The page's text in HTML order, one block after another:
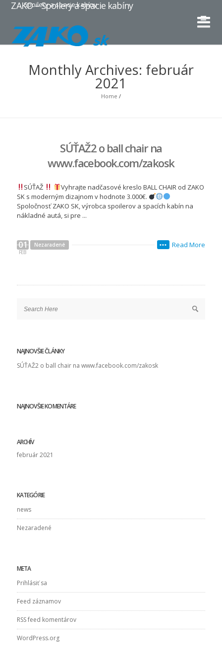
ZAKO – Spoilery a spacie kabíny
Spoilery a spacie kabíny
Monthly Archives: február
2021
Home /
SÚŤAŽ2 o ball chair na
www.facebook.com/zakosk
SÚŤAŽ
Vyhrajte nadčasové kreslo BALL CHAIR od ZAKO
SK s moderným dizajnom v hodnote 3.000€.
Spoločnosť ZAKO SK, výrobca spoilerov a spacích kabín na
nákladné autá, si pre ...
01
FEB
Nezaradené Read More
•••
NAJNOVŠIE ČLÁNKY
SÚŤAŽ2 o ball chair na www.facebook.com/zakosk
NAJNOVŠIE KOMENTÁRE
ARCHÍV
február 2021
KATEGÓRIE
news
Nezaradené
META
Prihlásiť sa
Feed záznamov
RSS feed komentárov
WordPress.org